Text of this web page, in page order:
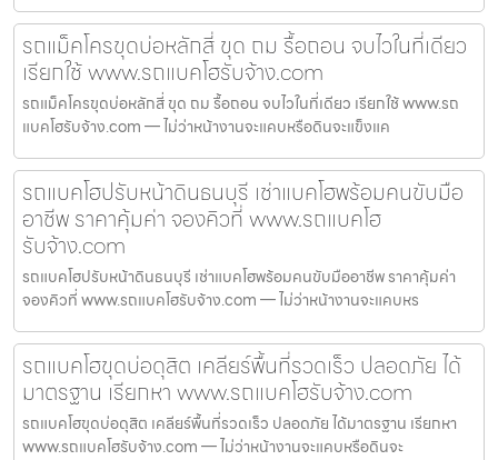
รถแม็คโครขุดบ่อหลักสี่ ขุด ถม รื้อถอน จบไวในที่เดียว
เรียกใช้ www.รถแบคโฮรับจ้าง.com
รถแม็คโครขุดบ่อหลักสี่ ขุด ถม รื้อถอน จบไวในที่เดียว เรียกใช้ www.รถ
แบคโฮรับจ้าง.com — ไม่ว่าหน้างานจะแคบหรือดินจะแข็งแค
รถแบคโฮปรับหน้าดินธนบุรี เช่าแบคโฮพร้อมคนขับมือ
อาชีพ ราคาคุ้มค่า จองคิวที่ www.รถแบคโฮ
รับจ้าง.com
รถแบคโฮปรับหน้าดินธนบุรี เช่าแบคโฮพร้อมคนขับมืออาชีพ ราคาคุ้มค่า
จองคิวที่ www.รถแบคโฮรับจ้าง.com — ไม่ว่าหน้างานจะแคบหร
รถแบคโฮขุดบ่อดุสิต เคลียร์พื้นที่รวดเร็ว ปลอดภัย ได้
มาตรฐาน เรียกหา www.รถแบคโฮรับจ้าง.com
รถแบคโฮขุดบ่อดุสิต เคลียร์พื้นที่รวดเร็ว ปลอดภัย ได้มาตรฐาน เรียกหา
www.รถแบคโฮรับจ้าง.com — ไม่ว่าหน้างานจะแคบหรือดินจะ